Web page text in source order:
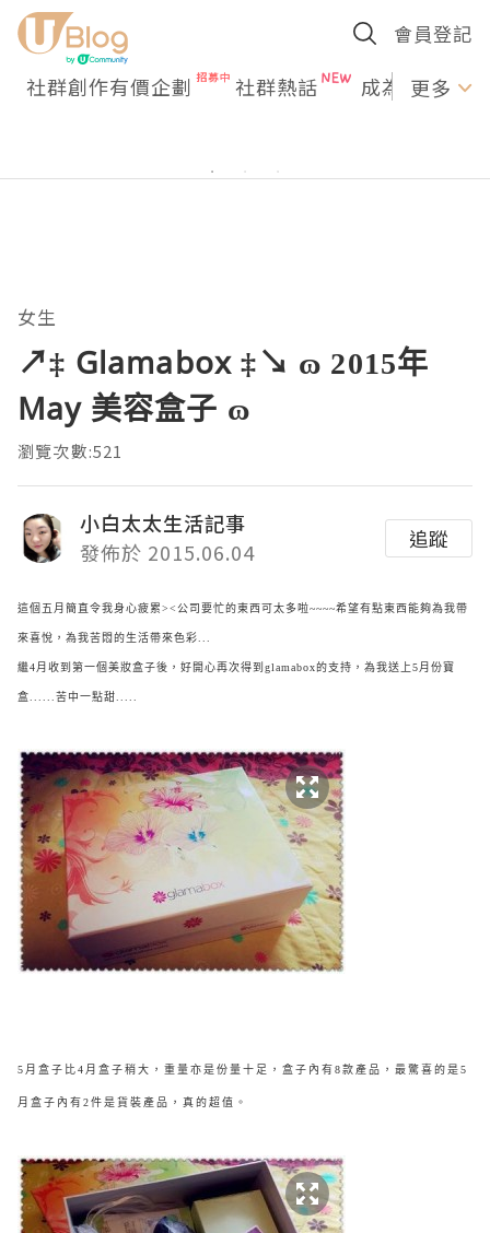
會員登記
社群創作有價企劃 社群熱話 成為U更多
女生
↗‡ Glamabox ‡↘ ɷ 2015年
May 美容盒子 ɷ
瀏覽次數:521
小白太太生活記事
發佈於 2015.06.04
追蹤
這個五月簡直令我身心疲累><公司要忙的東西可太多啦~~~~希望有點東西能夠為我帶
來喜悅，為我苦悶的生活帶來色彩...
繼4月收到第一個美妝盒子後，好開心再次得到glamabox的支持，為我送上5月份寶
盒......苦中一點甜.....
5月盒子比4月盒子稍大，重量亦是份量十足，盒子內有8款產品，最驚喜的是5
月盒子內有2件是貨裝產品，真的超值。